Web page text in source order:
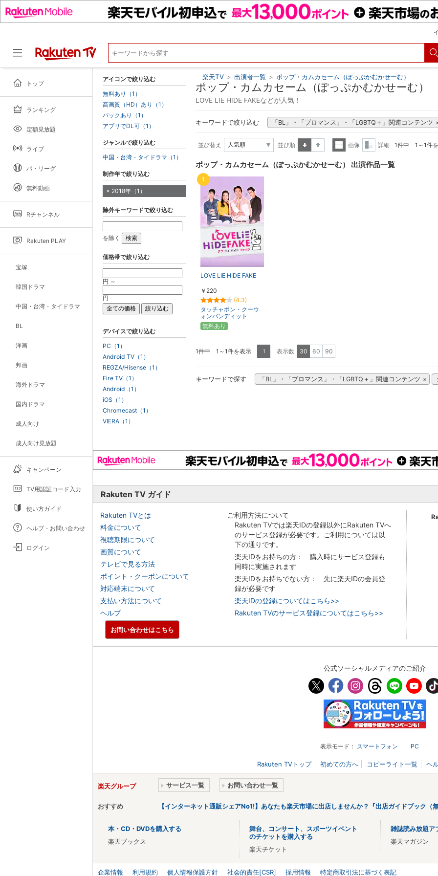
トップ
ランキング
定額見放題
ライブ
パ・リーグ
無料動画
Rチャンネル
Rakuten PLAY
宝塚
韓国ドラマ
中国・台湾・タイドラマ
BL
洋画
邦画
海外ドラマ
国内ドラマ
成人向け
成人向け見放題
キャンペーン
TV用認証コード入力
使い方ガイド
ヘルプ・お問い合わせ
ログイン
楽天TV > 出演者一覧 > ポップ・カムカセーム（ぽっぷかむかせーむ）
ポップ・カムカセーム（ぽっぷかむかせーむ）
LOVE LIE HIDE FAKEなどが人気！
キーワードで絞り込む 「BL」・「ブロマンス」・「LGBTQ＋」関連コンテンツ
並び替え
並び順
表示
画像
表示
詳細 1件中 1～1件
ポップ・カムカセーム（ぽっぷかむかせーむ） 出演作品一覧
LOVE LIE HIDE FAKE
￥220
(4.3)
タッチャポン・クーウ
ォンバンディット
1
無料あり
1件中 1～1件を表示 1 表示数 30 60 90
キーワードで探す 「BL」・「ブロマンス」・「LGBTQ＋」関連コンテンツ
アイコンで絞り込む
無料あり（1）
高画質（HD）あり（1）
パックあり（1）
アプリでDL可（1）
ジャンルで絞り込む
中国・台湾・タイドラマ（1）
制作年で絞り込む
2018年（1）
除外キーワードで絞り込む
を除く
価格帯で絞り込む
円 ～
円
デバイスで絞り込む
PC（1）
Android TV（1）
REGZA/Hisense（1）
Fire TV（1）
Android（1）
iOS（1）
Chromecast（1）
VIERA（1）
Rakuten TV ガイド
Rakuten TVとは
料金について
視聴期限について
画質について
テレビで見る方法
ポイント・クーポンについて
対応端末について
支払い方法について
ヘルプ
ご利用方法について
Rakuten TVでは楽天IDの登録以外にRakuten TVへ
のサービス登録が必要です。ご利用については以
下の通りです。
楽天IDをお持ちの方： 購入時にサービス登録も
同時に実施されます
楽天IDをお持ちでない方： 先に楽天IDの会員登
録が必要です
楽天IDの登録についてはこちら>>
Rakuten TVのサービス登録についてはこちら>>
お問い合わせはこちら
公式ソーシャルメディアのご紹介
表示モード： スマートフォン PC
Rakuten TVトップ 初めての方へ コピーライト一覧 ヘ
楽天グループ サービス一覧 お問い合わせ一覧
おすすめ 【インターネット通販シェアNo1!】あなたも楽天市場に出店しませんか？『出店ガイドブック（
本・CD・DVDを購入する
楽天ブックス
舞台、コンサート、スポーツイベント
のチケットを購入する
楽天チケット
雑誌読み放題ア
楽天マガジン
企業情報 利用規約 個人情報保護方針 社会的責任[CSR] 採用情報 特定商取引法に基づく表記